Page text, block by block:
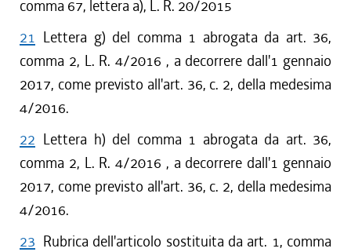
comma 67, lettera a), L. R. 20/2015
21 Lettera g) del comma 1 abrogata da art. 36,
comma 2, L. R. 4/2016 , a decorrere dall'1 gennaio
2017, come previsto all'art. 36, c. 2, della medesima
4/2016.
22 Lettera h) del comma 1 abrogata da art. 36,
comma 2, L. R. 4/2016 , a decorrere dall'1 gennaio
2017, come previsto all'art. 36, c. 2, della medesima
4/2016.
23 Rubrica dell'articolo sostituita da art. 1, comma